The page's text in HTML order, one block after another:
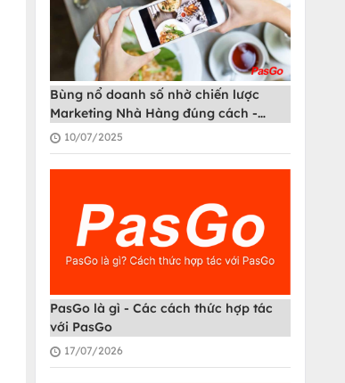
Bùng nổ doanh số nhờ chiến lược
Marketing Nhà Hàng đúng cách -
PasGo
10/07/2025
PasGo là gì - Các cách thức hợp tác
với PasGo
17/07/2026